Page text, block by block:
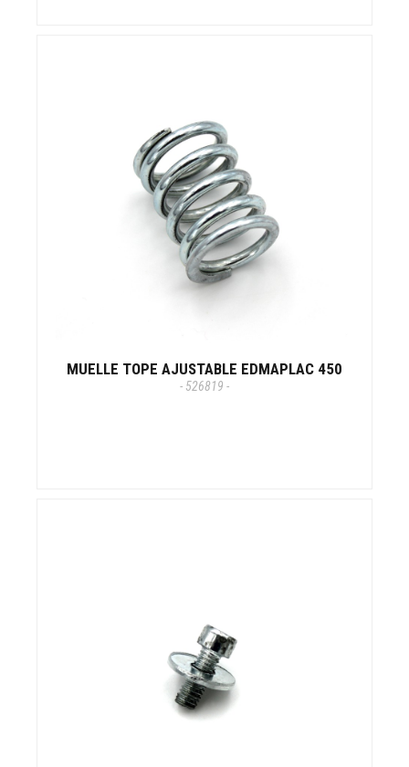
MUELLE TOPE AJUSTABLE EDMAPLAC 450
- 526819 -